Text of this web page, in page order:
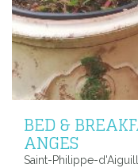
BED &
ANGES
Saint-Philippe-